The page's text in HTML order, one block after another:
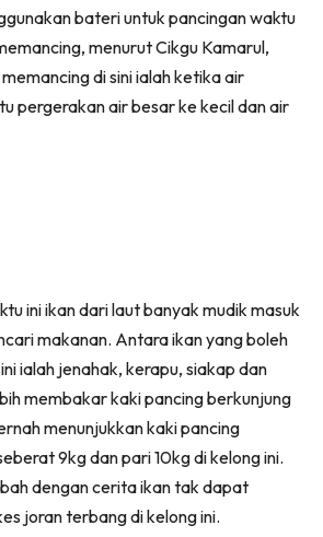
bateri untuk pancingan waktu
menurut Cikgu Kamarul,
di sini ialah ketika air
pergerakan air besar ke kecil dan air
ini ikan dari laut banyak mudik masuk
makanan. Antara ikan yang boleh
ialah jenahak, kerapu, siakap dan
membakar kaki pancing berkunjung
menunjukkan kaki pancing
9kg dan pari 10kg di kelong ini.
dengan cerita ikan tak dapat
joran terbang di kelong ini.